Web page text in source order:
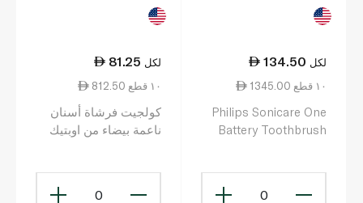
134.50 لكل
1345.00 ١٠ قطع
Philips Sonicare One
Battery Toothbrush
0
81.25 لكل
812.50 ١٠ قطع
كولجيت فرشاة أسنان
ناعمة بيضاء من اوبتيك
0